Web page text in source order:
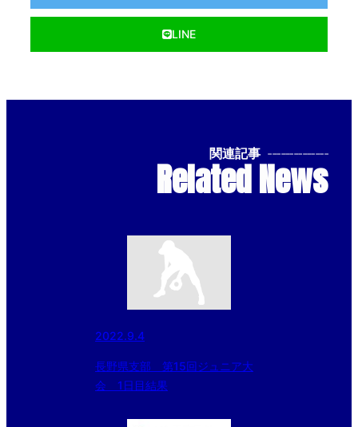
LINE
関連記事 --------------
Related News
2022.9.4
長野県支部 第15回ジュニア大
会 1日目結果